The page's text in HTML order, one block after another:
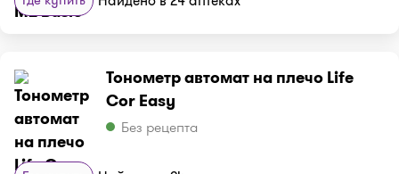
Тонометр автомат на плечо Life
Cor Easy
Без рецепта